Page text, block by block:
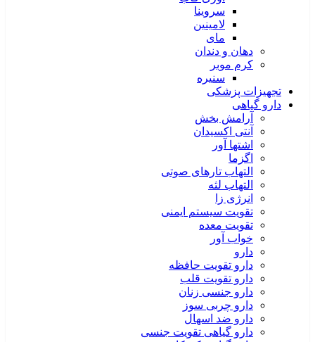
سروینا
لامینین
مای
دهان و دندان
کرم موبر
سنیره
تجهیزات پزشکی
دارو گیاهی
آرامش بخش
آنتی اکسیدان
اشتها آور
اگزما
التهاب تارهای صوتی
التهاب لثه
انرژی زا
تقویت سیستم ایمنی
تقویت معده
خواب آور
دارو
دارو تقویت حافظه
دارو تقویت قلب
دارو جنسی زنان
دارو چربی سوز
دارو ضد اسهال
دارو گیاهی تقویت جنسی